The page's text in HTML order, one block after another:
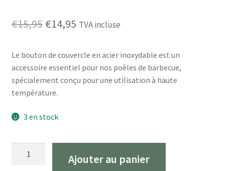
€15,95 Le
initial
était :
€15,95.
€14,95Le
actuel
est :
TVA incluse
Le bouton de couvercle en acier inoxydable est un
accessoire essentiel pour nos poêles de barbecue,
spécialement conçu pour une utilisation à haute
température.
3 en stock
Ajouter au panier